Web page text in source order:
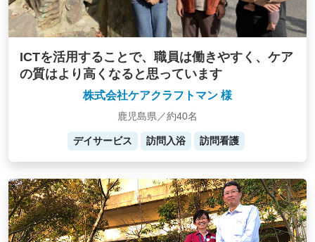
ICTを活用することで、職員は働きやすく、ケア
の質はより高くなると思っています
株式会社ケアクラフトマン 様
鹿児島県／約40名
デイサービス 訪問入浴 訪問看護